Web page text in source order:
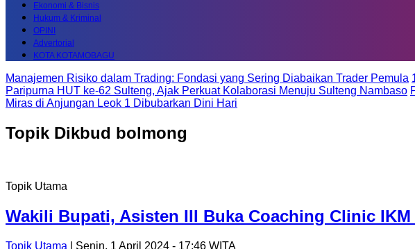
Ekonomi & Bisnis
Hukum & Kriminal
OPINI
Advertorial
KOTA KOTAMOBAGU
Manajemen Risiko dalam Trading: Fondasi yang Sering Diabaikan Trader Pemula
Paripurna HUT ke-62 Sulteng, Ajak Perkuat Kolaborasi Menuju Sulteng Nambaso
Miras di Anjungan Leok 1 Dibubarkan Dini Hari
Topik Dikbud bolmong
Topik Utama
Wakili Bupati, Asisten III Buka Coaching Clinic IKM
Topik Utama | Senin, 1 April 2024 - 17:46 WITA